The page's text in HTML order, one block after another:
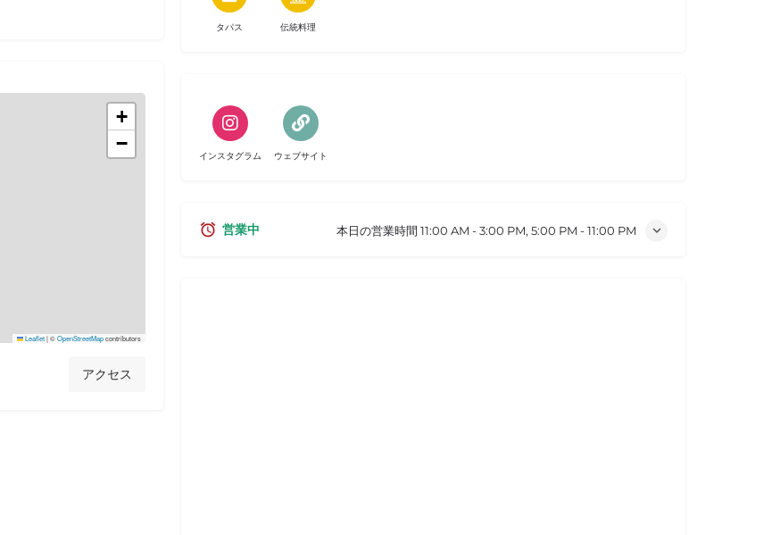
+
−
Leaflet|©OpenStreetMapcontributors
アクセス
タパス 伝統料理
インスタグラム ウェブサイト
営業中 本日の営業時間 11:00 AM - 3:00 PM, 5:00 PM - 11:00 PM